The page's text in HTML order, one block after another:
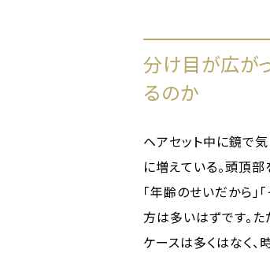
分け目が広が
るのか
ヘアセット中に鏡で
に増えている。頭頂
「年齢のせいだから」
方は多いはずです。
ケースは多くはなく